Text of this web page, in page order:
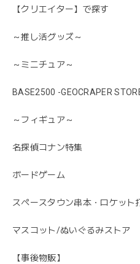
【クリエイター】で探す
～推し活グッズ～
～ミニチュア～
BASE2500 -GEOCRAPER
～フィギュア～
名探偵コナン特集
ボードゲーム
スペースタウン串本・ロケット
マスコット/ぬいぐるみストア
【事後物販】